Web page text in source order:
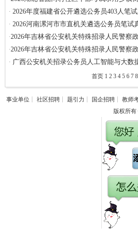
· 2026年度福建省公开遴选公务员403人笔
· 2026河南漯河市市直机关遴选公务员笔试
·2026年吉林省公安机关特殊招录人民警察
·2026年吉林省公安机关特殊招录人民警察
· 广西公安机关招录公务员人工智能与大数
首页 1 2 3 4 5 6 7 8
事业单位 ┊ 社区招聘 ┊ 题引力 ┊ 国企招聘 ┊ 教师
版权所